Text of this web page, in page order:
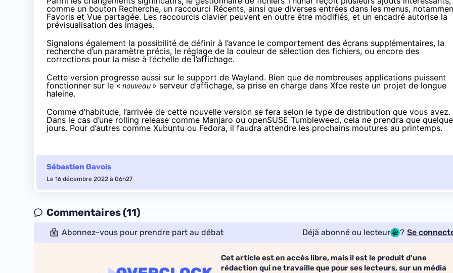
comme un bouton Recherche, un raccourci Récents, ainsi que diverses entrées dans les menus,
Favoris et Vue partagée. Les raccourcis clavier peuvent en outre être modifiés, et un encadré autorise la
prévisualisation des images.
Signalons également la possibilité de définir à l’avance le comportement des écrans supplémentaires, la
recherche d’un paramètre précis, le réglage de la couleur de sélection des fichiers, ou encore des
corrections pour la mise à l’échelle de l’affichage.
Cette version progresse aussi sur le support de Wayland. Bien que de nombreuses applications puissent
fonctionner sur le « nouveau » serveur d’affichage, sa prise en charge dans Xfce reste un projet de longue
haleine.
Comme d’habitude, l’arrivée de cette nouvelle version se fera selon le type de distribution que vous avez.
Dans le cas d’une rolling release comme Manjaro ou openSUSE Tumbleweed, cela ne prendra que
jours. Pour d’autres comme Xubuntu ou Fedora, il faudra attendre les prochains moutures au printemps.
Sébastien Gavois
Le 16 décembre 2022 à 06h27
Commentaires (11)
Abonnez-vous pour prendre part au débat Déjà abonné ou lecteur ? Se
Cet article est en accès libre, mais il est le produit d'une
rédaction qui ne travaille que pour ses lecteurs, sur un média